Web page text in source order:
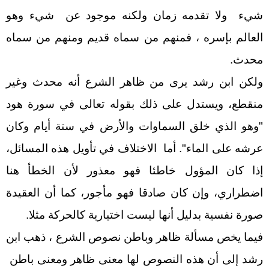
شيء ولا تقدمه زمان ولكنه موجود عن شيء وهو
العالم بإسره ، فمنهم من سماه قديم ومنهم من سماه
محدث.
ولكن ابن رشد يرى من ظاهر الشرع أنه محدث وغير
منقطع، ويستدل على ذلك بقوله تعالى في سورة هود
"وهو الذي خلق السماوات والأرض في ستة أيام وكان
عرشه على الماء". أما الاختلاف في تأويل هذه المسائل،
إذا كان المؤول خاطئا فهو معذور لأن الخطأ هنا
اضطراري، وإن كان صادقا فهو مأجور، كما أن العقيدة
صورة نفسية بدليل أنها ليست اختيارية كالحركة مثلا.
فيما يخص مسألة ظاهر وباطن نصوص الشرع ، ذهب ابن
رشد إلى أن هذه النصوص لها معنى ظاهر ومعنى باطن